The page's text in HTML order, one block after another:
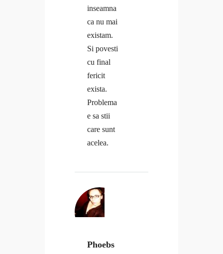
inseamna
ca nu mai
existam.
Si povesti
cu final
fericit
exista.
Problema
e sa stii
care sunt
acelea.
Phoebs